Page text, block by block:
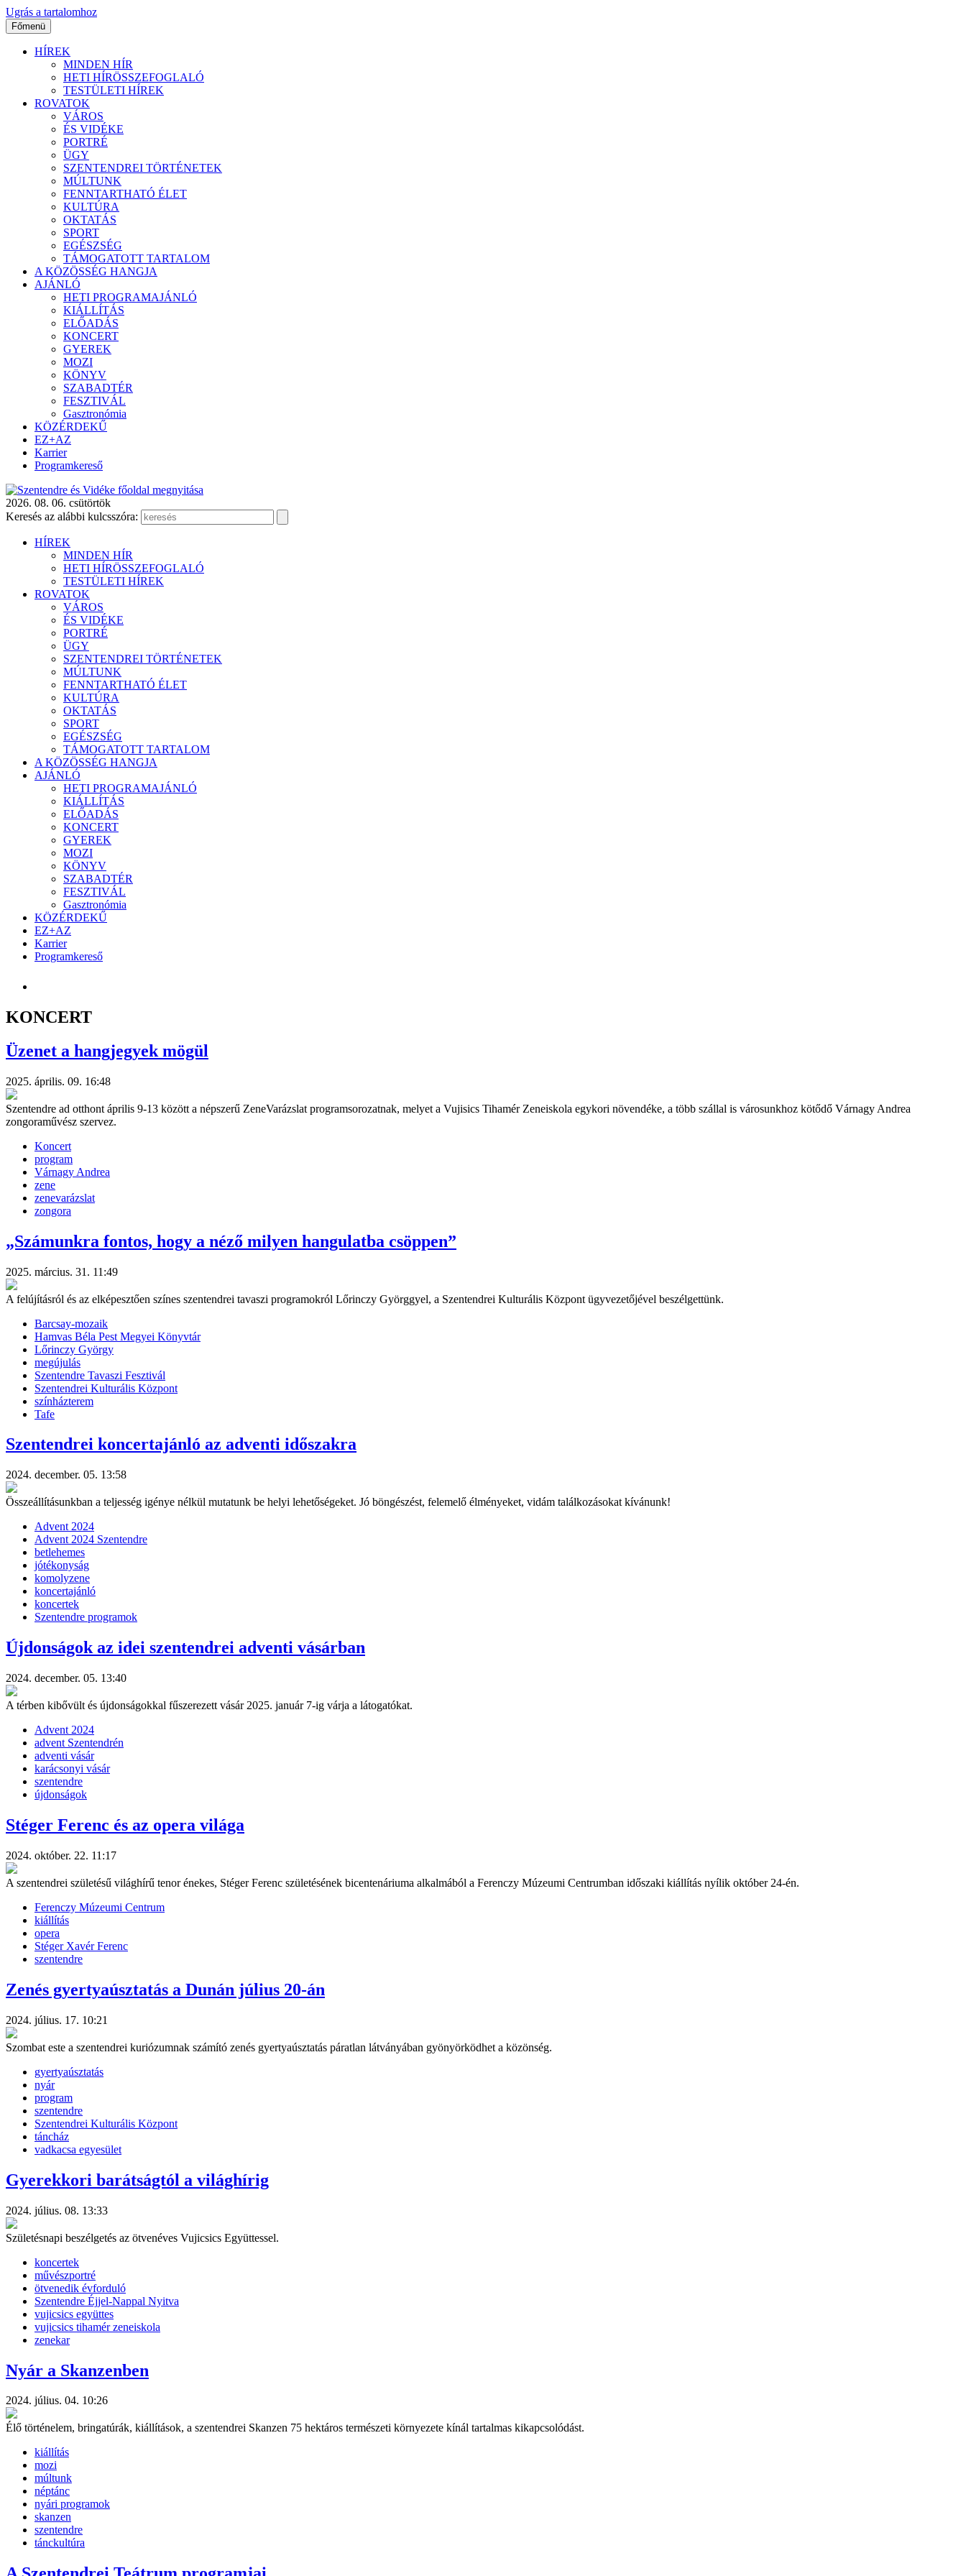
Ugrás a tartalomhoz
Főmenü
HÍREK
MINDEN HÍR
HETI HÍRÖSSZEFOGLALÓ
TESTÜLETI HÍREK
ROVATOK
VÁROS
ÉS VIDÉKE
PORTRÉ
ÜGY
SZENTENDREI TÖRTÉNETEK
MÚLTUNK
FENNTARTHATÓ ÉLET
KULTÚRA
OKTATÁS
SPORT
EGÉSZSÉG
TÁMOGATOTT TARTALOM
A KÖZÖSSÉG HANGJA
AJÁNLÓ
HETI PROGRAMAJÁNLÓ
KIÁLLÍTÁS
ELŐADÁS
KONCERT
GYEREK
MOZI
KÖNYV
SZABADTÉR
FESZTIVÁL
Gasztronómia
KÖZÉRDEKŰ
EZ+AZ
Karrier
Programkereső
2026. 08. 06. csütörtök
Keresés az alábbi kulcsszóra:
HÍREK
MINDEN HÍR
HETI HÍRÖSSZEFOGLALÓ
TESTÜLETI HÍREK
ROVATOK
VÁROS
ÉS VIDÉKE
PORTRÉ
ÜGY
SZENTENDREI TÖRTÉNETEK
MÚLTUNK
FENNTARTHATÓ ÉLET
KULTÚRA
OKTATÁS
SPORT
EGÉSZSÉG
TÁMOGATOTT TARTALOM
A KÖZÖSSÉG HANGJA
AJÁNLÓ
HETI PROGRAMAJÁNLÓ
KIÁLLÍTÁS
ELŐADÁS
KONCERT
GYEREK
MOZI
KÖNYV
SZABADTÉR
FESZTIVÁL
Gasztronómia
KÖZÉRDEKŰ
EZ+AZ
Karrier
Programkereső
KONCERT
Üzenet a hangjegyek mögül
2025. április. 09. 16:48
Szentendre ad otthont április 9-13 között a népszerű ZeneVarázslat programsorozatnak, melyet a Vujisics Tihamér Zeneiskola egykori növendéke, a több szállal is városunkhoz kötődő Várnagy Andrea
zongoraművész szervez.
Koncert
program
Várnagy Andrea
zene
zenevarázslat
zongora
„Számunkra fontos, hogy a néző milyen hangulatba csöppen”
2025. március. 31. 11:49
A felújításról és az elképesztően színes szentendrei tavaszi programokról Lőrinczy Györggyel, a Szentendrei Kulturális Központ ügyvezetőjével beszélgettünk.
Barcsay-mozaik
Hamvas Béla Pest Megyei Könyvtár
Lőrinczy György
megújulás
Szentendre Tavaszi Fesztivál
Szentendrei Kulturális Központ
színházterem
Tafe
Szentendrei koncertajánló az adventi időszakra
2024. december. 05. 13:58
Összeállításunkban a teljesség igénye nélkül mutatunk be helyi lehetőségeket. Jó böngészést, felemelő élményeket, vidám találkozásokat kívánunk!
Advent 2024
Advent 2024 Szentendre
betlehemes
jótékonyság
komolyzene
koncertajánló
koncertek
Szentendre programok
Újdonságok az idei szentendrei adventi vásárban
2024. december. 05. 13:40
A térben kibővült és újdonságokkal fűszerezett vásár 2025. január 7-ig várja a látogatókat.
Advent 2024
advent Szentendrén
adventi vásár
karácsonyi vásár
szentendre
újdonságok
Stéger Ferenc és az opera világa
2024. október. 22. 11:17
A szentendrei születésű világhírű tenor énekes, Stéger Ferenc születésének bicentenáriuma alkalmából a Ferenczy Múzeumi Centrumban időszaki kiállítás nyílik október 24-én.
Ferenczy Múzeumi Centrum
kiállítás
opera
Stéger Xavér Ferenc
szentendre
Zenés gyertyaúsztatás a Dunán július 20-án
2024. július. 17. 10:21
Szombat este a szentendrei kuriózumnak számító zenés gyertyaúsztatás páratlan látványában gyönyörködhet a közönség.
gyertyaúsztatás
nyár
program
szentendre
Szentendrei Kulturális Központ
táncház
vadkacsa egyesület
Gyerekkori barátságtól a világhírig
2024. július. 08. 13:33
Születésnapi beszélgetés az ötvenéves Vujicsics Együttessel.
koncertek
művészportré
ötvenedik évforduló
Szentendre Éjjel-Nappal Nyitva
vujicsics együttes
vujicsics tihamér zeneiskola
zenekar
Nyár a Skanzenben
2024. július. 04. 10:26
Élő történelem, bringatúrák, kiállítások, a szentendrei Skanzen 75 hektáros természeti környezete kínál tartalmas kikapcsolódást.
kiállítás
mozi
múltunk
néptánc
nyári programok
skanzen
szentendre
tánckultúra